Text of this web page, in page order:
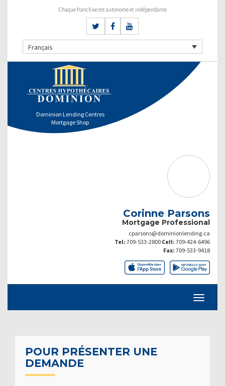
Chaque franchise est autonome et indépendante
Français
Dominion Lending Centres
Mortgage Shop
Corinne Parsons
Mortgage Professional
cparsons@dominionlending.ca
Tel: 709-533-2800 Cell: 709-424-6496
Fax: 709-533-9418
POUR PRÉSENTER UNE
DEMANDE